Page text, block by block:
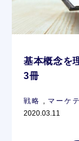
基本概念を
3冊
戦略 マーケ
2020.03.11